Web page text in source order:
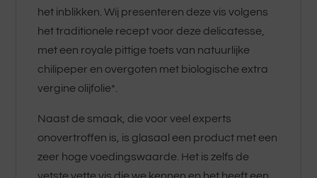
het inblikken. Wij presenteren deze vis volgens
het traditionele recept voor deze delicatesse,
met een royale pittige toets van natuurlijke
chilipeper en overgoten met biologische extra
vergine olijfolie*.
Naast de smaak, die voor veel experts
onovertroffen is, is glasaal een product met een
zeer hoge voedingswaarde. Het is zelfs de